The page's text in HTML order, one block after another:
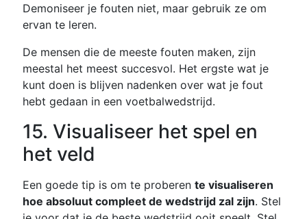
Demoniseer je fouten niet, maar gebruik ze om
ervan te leren.
De mensen die de meeste fouten maken, zijn
meestal het meest succesvol. Het ergste wat je
kunt doen is blijven nadenken over wat je fout
hebt gedaan in een voetbalwedstrijd.
15. Visualiseer het spel en
het veld
Een goede tip is om te proberen te visualiseren
hoe absoluut compleet de wedstrijd zal zijn. Stel